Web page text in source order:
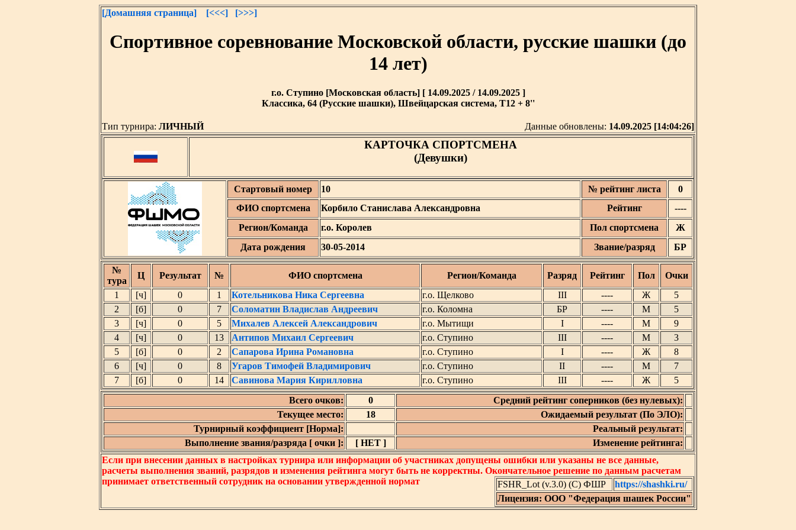
[Домашняя страница] [<<<] [>>>]
Спортивное соревнование Московской области, русские шашки (до
14 лет)
г.о. Ступино [Московская область] [ 14.09.2025 / 14.09.2025 ]
Классика, 64 (Русские шашки), Швейцарская система, T12 + 8''
Тип турнира: ЛИЧНЫЙ Данные обновлены: 14.09.2025 [14:04:26]
КАРТОЧКА СПОРТСМЕНА
(Девушки)
Стартовый номер 10 № рейтинг листа
0
ФИО спортсмена
Корбило Станислава Александровна Рейтинг
----
Регион/Команда
г.о. Королев Пол спортсмена
Ж
Дата рождения
30-05-2014 Звание/разряд БР
№
тура
Ц Результат № ФИО спортсмена Регион/Команда Разряд Рейтинг Пол
Очки
1
[ч] 0 1 Котельникова Ника Сергеевна г.о. Щелково III ---- Ж
5
2
[б] 0 7 Соломатин Владислав Андреевич г.о. Коломна БР ---- М
5
3
[ч] 0 5 Михалев Алексей Александрович г.о. Мытищи I ---- М
9
4
[ч] 0 13 Антипов Михаил Сергеевич г.о. Ступино III ---- М
3
5
[б] 0 2 Сапарова Ирина Романовна г.о. Ступино I ---- Ж
8
6
[ч] 0 8 Угаров Тимофей Владимирович г.о. Ступино II ---- М
7
7
[б] 0 14 Савинова Мария Кирилловна г.о. Ступино III ---- Ж
5
Всего очков:
0
Средний рейтинг соперников (без нулевых):
Текущее место:
18
Ожидаемый результат (По ЭЛО):
Турнирный коэффициент [Норма]:
Реальный результат:
Выполнение звания/разряда [ очки ]:
[ НЕТ ]
Изменение рейтинга:
Если при внесении данных в настройках турнира или информации об участниках допущены ошибки или указаны не все данные,
расчеты выполнения званий, разрядов и изменения рейтинга могут быть не корректны. Окончательное решение по данным расчетам
принимает ответственный сотрудник на основании утвержденной нормат
FSHR_Lot (v.3.0) (C) ФШР
https://shashki.ru/
Лицензия: ООО "Федерация шашек России"